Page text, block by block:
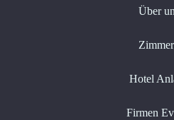
Über
Hotel
Firmen